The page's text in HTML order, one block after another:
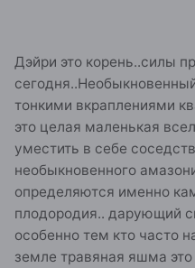
Дэйри это корень..силы
тонкими вкраплениями
это целая маленькая
уместить в себе
необыкновенного
определяются именно
плодородия.. дарующий
особенно тем кто часто
земле травяная яшма